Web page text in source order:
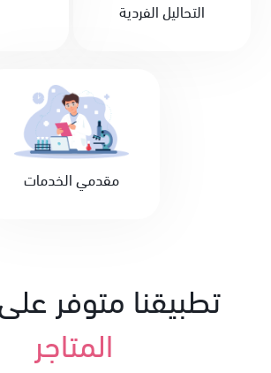
التحاليل الفردية
مقدمي الخدمات
تطبيقنا متوفر
المتاجر